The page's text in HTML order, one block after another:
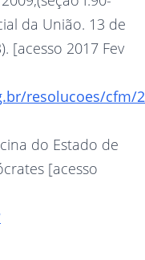
da União. 13 de
[acesso 2017 Fev
resolucoes/cfm/
do Estado de
[acesso